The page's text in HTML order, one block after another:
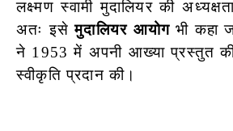
लक्ष्मण स्वामी मुदालियर की
अतः इसेमुदालियर आयोग भी कहा
ने 1953 में अपनी आख्या प्रस्तुत
स्वीकृति प्रदान की।